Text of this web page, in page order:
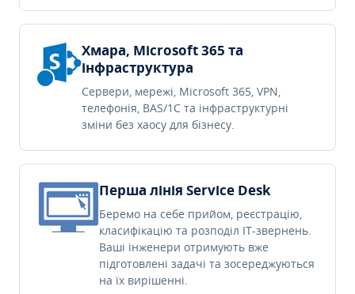
Хмара, Microsoft 365 та
інфраструктура
Сервери, мережі, Microsoft 365, VPN,
телефонія, BAS/1C та інфраструктурні
зміни без хаосу для бізнесу.
Перша лінія Service Desk
Беремо на себе прийом, реєстрацію,
класифікацію та розподіл IT-звернень.
Ваші інженери отримують вже
підготовлені задачі та зосереджуються
на їх вирішенні.